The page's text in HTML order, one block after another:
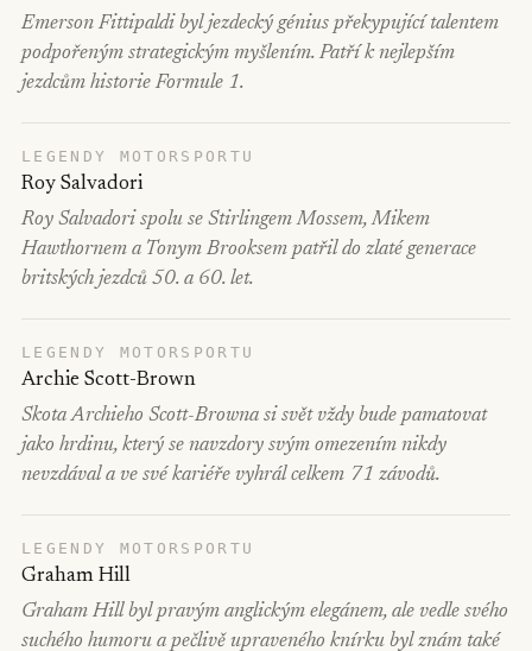
Emerson Fittipaldi byl jezdecký génius překypující talentem
podpořeným strategickým myšlením. Patří k nejlepším
jezdcům historie Formule 1.
LEGENDY MOTORSPORTU
Roy Salvadori
Roy Salvadori spolu se Stirlingem Mossem, Mikem
Hawthornem a Tonym Brooksem patřil do zlaté generace
britských jezdců 50. a 60. let.
LEGENDY MOTORSPORTU
Archie Scott-Brown
Skota Archieho Scott-Browna si svět vždy bude pamatovat
jako hrdinu, který se navzdory svým omezením nikdy
nevzdával a ve své kariéře vyhrál celkem 71 závodů.
LEGENDY MOTORSPORTU
Graham Hill
Graham Hill byl pravým anglickým elegánem, ale vedle svého
suchého humoru a pečlivě upraveného knírku byl znám také